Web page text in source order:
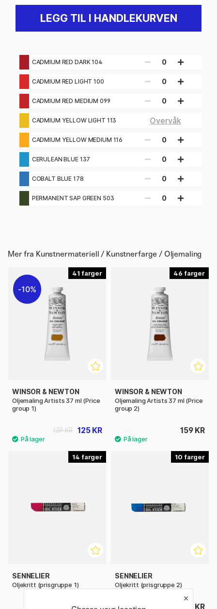
LEGG TIL I HANDLEKURVEN
CADMIUM RED DARK 104 0
CADMIUM RED LIGHT 100 0
CADMIUM RED MEDIUM 099 0
CADMIUM YELLOW LIGHT 113 Overvåk
CADMIUM YELLOW MEDIUM 116 0
CERULEAN BLUE 137 0
COBALT BLUE 178 0
PERMANENT SAP GREEN 503 0
Mer fra Kunstnermateriell / Kunstnerfarge / Oljemaling
41
10%
WINSOR & NEWTON
Oljemaling Artists 37 ml (Price
group 1)
125 KR
139 KR
46
WINSOR & NEWTON
Oljemaling Artists 37 ml (Price
group 2)
159 KR
14
SENNELIER
Oljekritt (prisgruppe 1)
105 KR
10
SENNELIER
Oljekritt (prisgruppe 2)
115 KR